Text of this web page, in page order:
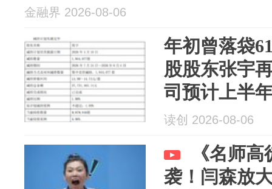
金融界 2026-08-06
年初曾落袋
股股东张宇
司预计上半
读创 2026-08-06
《名师
袭！闫森放